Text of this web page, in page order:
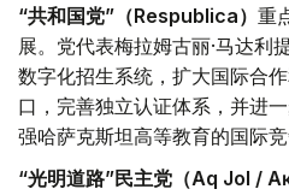
“共和国党”（Respublica） 重
展。党代表梅拉姆古丽·马达利
数字化招生系统，扩大国际合
口，完善独立认证体系，并进
强哈萨克斯坦高等教育的国际竞
“光明道路”民主党（Aq Jol /